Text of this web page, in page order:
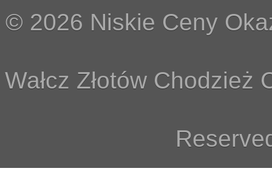
© 2026 Niskie Ceny
Wałcz Złotów